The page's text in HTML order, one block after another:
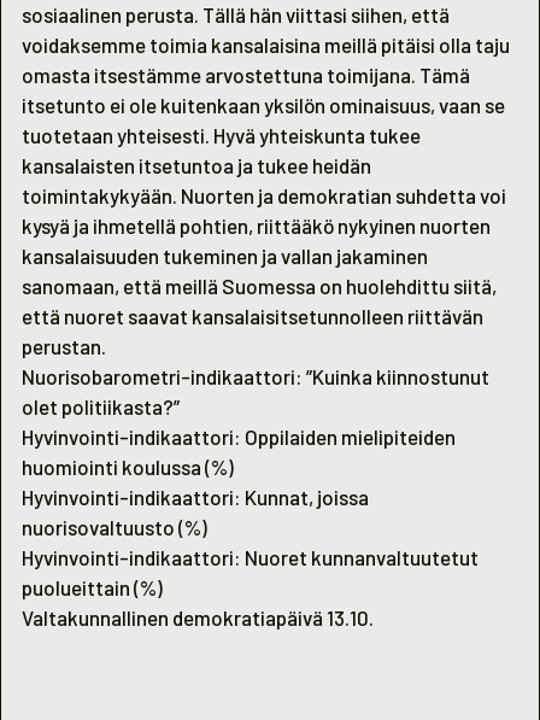
sosiaalinen perusta. Tällä hän viittasi siihen, että
voidaksemme toimia kansalaisina meillä pitäisi olla taju
omasta itsestämme arvostettuna toimijana. Tämä
itsetunto ei ole kuitenkaan yksilön ominaisuus, vaan se
tuotetaan yhteisesti. Hyvä yhteiskunta tukee
kansalaisten itsetuntoa ja tukee heidän
toimintakykyään. Nuorten ja demokratian suhdetta voi
kysyä ja ihmetellä pohtien, riittääkö nykyinen nuorten
kansalaisuuden tukeminen ja vallan jakaminen
sanomaan, että meillä Suomessa on huolehdittu siitä,
että nuoret saavat kansalaisitsetunnolleen riittävän
perustan.
Nuorisobarometri-indikaattori: ”Kuinka kiinnostunut
olet politiikasta?”
Hyvinvointi-indikaattori: Oppilaiden mielipiteiden
huomiointi koulussa (%)
Hyvinvointi-indikaattori: Kunnat, joissa
nuorisovaltuusto (%)
Hyvinvointi-indikaattori: Nuoret kunnanvaltuutetut
puolueittain (%)
Valtakunnallinen demokratiapäivä 13.10.